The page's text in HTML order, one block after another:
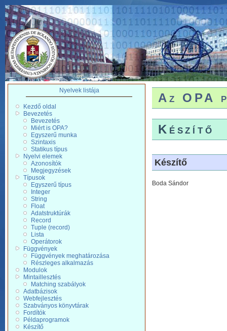
Nyelvek listája
Kezdő oldal
Bevezetés
Bevezetés
Miért is OPA?
Egyszerű munka
Szintaxis
Statikus típus
Nyelvi elemek
Azonosítók
Megjegyzések
Típusok
Egyszerű típus
Integer
String
Float
Adatstruktúrák
Record
Tuple (record)
Lista
Operátorok
Függvények
Függvények meghatározása
Részleges alkalmazás
Modulok
Mintaillesztés
Matching szabályok
Adatbázisok
Webfejlesztés
Szabványos könyvtárak
Fordítók
Példaprogramok
Készítő
Az OPA
Készítő
Készítő
Boda Sándor